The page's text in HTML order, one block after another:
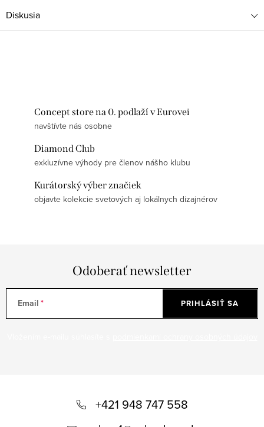
Diskusia
Concept store na 0. podlaží v Eurovei
navštívte nás osobne
Diamond Club
exkluzívne výhody pre členov nášho klubu
Kurátorský výber značiek
objavte kolekcie svetových aj lokálnych dizajnérov
Odoberať newsletter
Email PRIHLÁSIŤ SA
+421 948 747 558